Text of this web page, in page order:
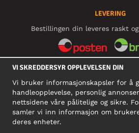
LEVERING
Bestillingen din leveres raskt
SOSIALE MEDIER
BEDRIFT
VI SKREDDERSYR OPPLEVELSEN DIN
Vi bruker informasjonskapsler for å
handleopplevelse, personlig
nettsidene våre pålitelige og sikre.
samler vi inn informasjon om
deres enheter.